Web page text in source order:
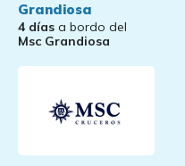
Grandiosa
4 días a bordo del
Msc Grandiosa